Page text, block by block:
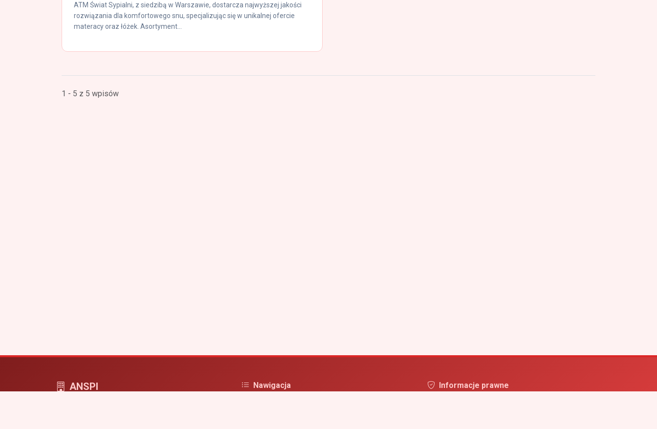
ATM Świat Sypialni, z siedzibą w Warszawie, dostarcza najwyższej jakości
rozwiązania dla komfortowego snu, specjalizując się w unikalnej ofercie
materacy oraz łóżek. Asortyment...
1 - 5 z 5 wpisów
ANSPI Nawigacja Informacje prawne